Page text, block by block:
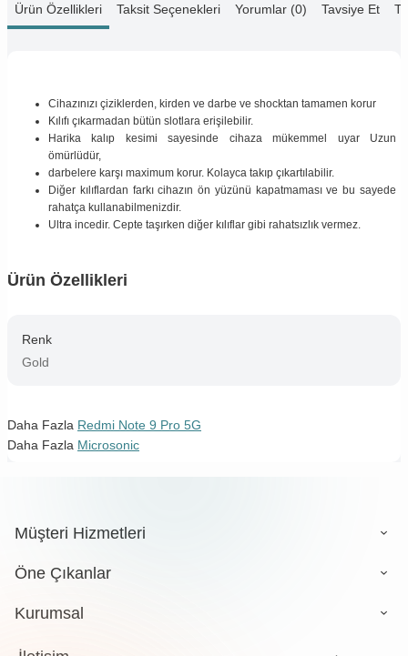
Ürün Özellikleri Taksit Seçenekleri Yorumlar (0) Tavsiye Et
Cihazınızı çiziklerden, kirden ve darbe ve shocktan tamamen korur
Kılıfı çıkarmadan bütün slotlara erişilebilir.
Harika kalıp kesimi sayesinde cihaza mükemmel uyar Uzun
ömürlüdür,
darbelere karşı maximum korur. Kolayca takıp çıkartılabilir.
Diğer kılıflardan farkı cihazın ön yüzünü kapatmaması ve bu sayede
rahatça kullanabilmenizdir.
Ultra incedir. Cepte taşırken diğer kılıflar gibi rahatsızlık vermez.
Ürün Özellikleri
Renk
Gold
Daha Fazla Redmi Note 9 Pro 5G
Daha Fazla Microsonic
Müşteri Hizmetleri
Öne Çıkanlar
Kurumsal